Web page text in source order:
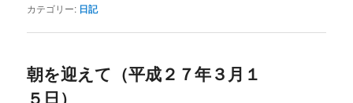
カテゴリー: 日記
朝を迎えて（平成２７年３月１
５日）